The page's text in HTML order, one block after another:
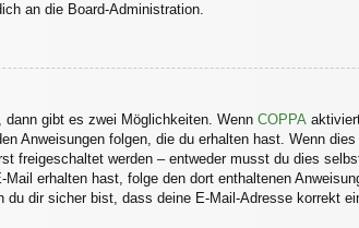
an die Board-Administration.
gibt es zwei Möglichkeiten. Wenn COPPA
Anweisungen folgen, die du erhalten hast. Wenn dies
freigeschaltet werden – entweder musst du dies
erhalten hast, folge den dort enthaltenen
dir sicher bist, dass deine E-Mail-Adresse korrekt